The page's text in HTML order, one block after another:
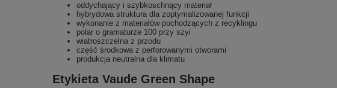
oddychający i szybkoschnący materiał
hybrydowa struktura dla zoptymalizowanej funkcji
wykonanie z materiałów pochodzących z recyklingu
polar o gramaturze 100 przy szyi
wiatroszczelna z przodu
część środkowa z perforowanymi otworami
produkcja neutralna dla klimatu
Etykieta Vaude Green Shape